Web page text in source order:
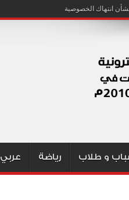
و طلاب رياضة